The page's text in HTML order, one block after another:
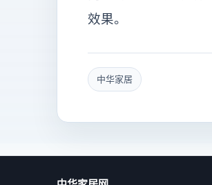
效果。
中华家居